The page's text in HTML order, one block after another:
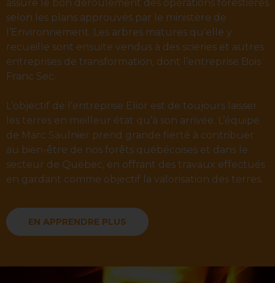
assure le bon déroulement des opérations forestières
selon les plans approuvés par le ministère de
l’Environnement. Les arbres matures qu’elle y
recueille sont ensuite vendus à des scieries et autres
entreprises de transformation, dont l’entreprise Bois
Franc Sec.
L’objectif de l’entreprise Elior est de toujours laisser
les terres en meilleur état qu’à son arrivée. L’équipe
de Marc Saulnier prend grande fierté à contribuer
au bien-être de nos forêts québécoises et dans le
secteur de Québec, en offrant des travaux effectués
en gardant comme objectif la valorisation des terres.
EN APPRENDRE PLUS